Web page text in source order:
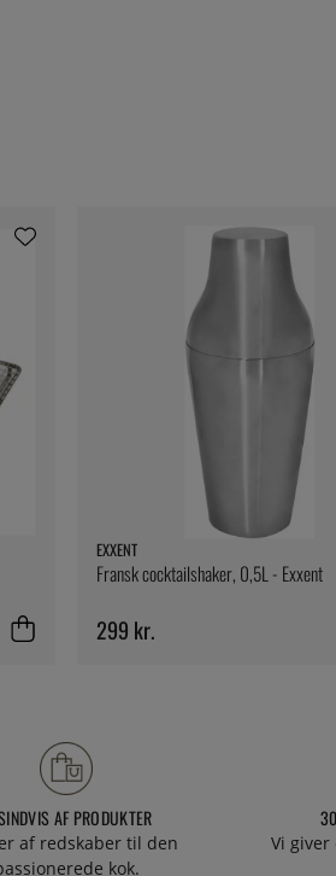
EXXENT
Fransk cocktailshaker, 0,5L - Exxent
299 kr.
AF PRODUKTER
af redskaber til den
kok.
Vi